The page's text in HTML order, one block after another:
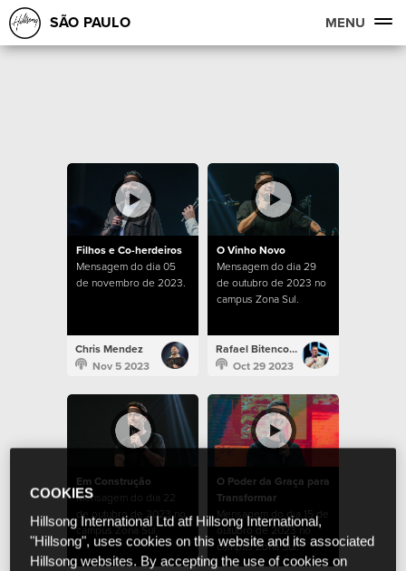
SÃO PAULO MENU
Filhos e Co-herdeiros
Mensagem do dia 05
de novembro de 2023.
Chris Mendez
Nov 5 2023
O Vinho Novo
Mensagem do dia 29
de outubro de 2023 no
campus Zona Sul.
Rafael Bitencourt
Oct 29 2023
Em Construção
Mensagem do dia 22
de outubro de 2023 no
campus Zona Sul.
O Poder da Graça para
Transformar
Mensagem do dia 15 de
outubro de 2023 no
campus Zona Sul.
COOKIES
Hillsong International Ltd atf Hillsong International,
"Hillsong", uses cookies on this website and its associated
Hillsong websites. By accepting the use of cookies on